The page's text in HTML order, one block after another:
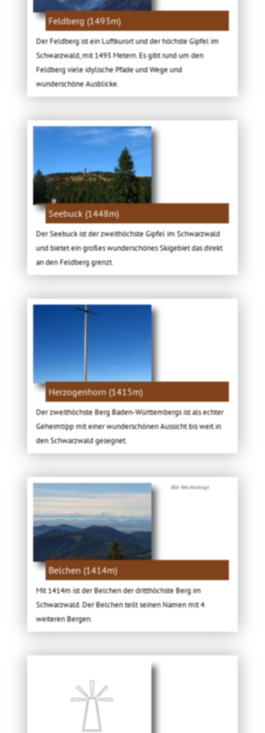
Feldberg (1493m)
Der Feldberg ist ein Luftkurort und der höchste Gipfel im
Schwarzwald, mit 1493 Metern. Es gibt rund um den
Feldberg viele idylische Pfade und Wege und
wunderschöne Ausblicke.
Seebuck (1448m)
Der Seebuck ist der zweithöchste Gipfel im Schwarzwald
und bietet ein großes wunderschönes Skigebiet das direkt
an den Feldberg grenzt.
Herzogenhorn (1415m)
Der zweithöchste Berg Baden-Württembergs ist als echter
Geheimtipp mit einer wunderschönen Aussicht bis weit in
den Schwarzwald gesegnet.
Bild: 4Ws Netdesign
Belchen (1414m)
Mit 1414m ist der Belchen der dritthöchste Berg im
Schwarzwald. Der Belchen teilt seinen Namen mit 4
weiteren Bergen.